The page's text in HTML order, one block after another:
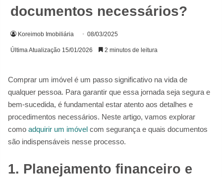
documentos necessários?
Koreimob Imobiliária 08/03/2025
Última Atualização 15/01/2026 2 minutos de leitura
Comprar um imóvel é um passo significativo na vida de
qualquer pessoa. Para garantir que essa jornada seja segura e
bem-sucedida, é fundamental estar atento aos detalhes e
procedimentos necessários. Neste artigo, vamos explorar
como adquirir um imóvel com segurança e quais documentos
são indispensáveis nesse processo.
1. Planejamento financeiro e